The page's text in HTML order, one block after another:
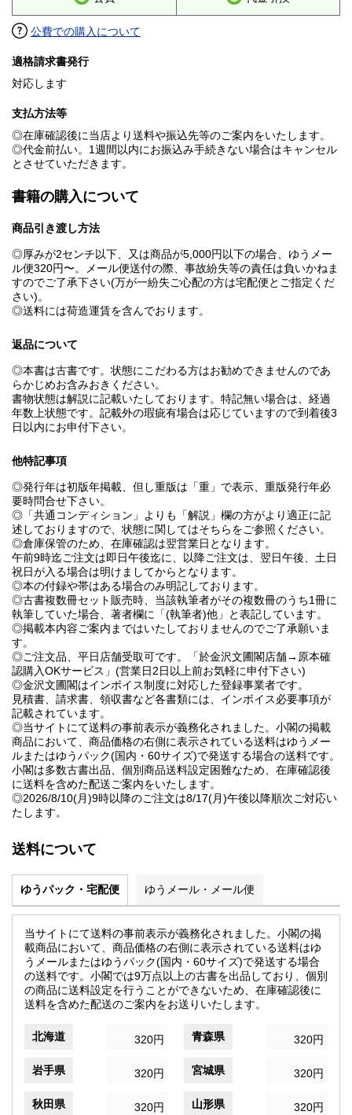
公費での購入について
適格請求書発行
対応します
支払方法等
◎在庫確認後に当店より送料や振込先等のご案内をいたします。
◎代金前払い。1週間以内にお振込み手続きない場合はキャンセル
とさせていただきます。
書籍の購入について
商品引き渡し方法
◎厚みが2センチ以下、又は商品が5,000円以下の場合、ゆうメー
ル便320円〜。メール便送付の際、事故紛失等の責任は負いかねま
すのでご了承下さい(万が一紛失ご心配の方は宅配便とご指定くだ
さい)。
◎送料には荷造運賃を含んでおります。
返品について
◎本書は古書です。状態にこだわる方はお勧めできませんのであ
らかじめお含みおきください。
書物状態は解説に記載いたしております。特記無い場合は、経過
年数上状態です。記載外の瑕疵有場合は応じていますので到着後3
日以内にお申付下さい。
他特記事項
◎発行年は初版年掲載、但し重版は「重」で表示、重版発行年必
要時問合せ下さい。
◎「共通コンディション」よりも「解説」欄の方がより適正に記
述しておりますので、状態に関してはそちらをご参照ください。
◎倉庫保管のため、在庫確認は翌営業日となります。
午前9時迄ご注文は即日午後迄に、以降ご注文は、翌日午後、土日
祝日が入る場合は明けましてからとなります。
◎本の付録や帯はある場合のみ明記しております。
◎古書複数冊セット販売時、当該執筆者がその複数冊のうち1冊に
執筆していた場合、著者欄に「(執筆者)他」と表記しています。
◎掲載本内容ご案内まではいたしておりませんのでご了承願いま
す。
◎ご注文品、平日店舗受取可です。「於金沢文圃閣店舗→原本確
認購入OKサービス」(営業日2日以上前お気軽に申付下さい)
◎金沢文圃閣はインボイス制度に対応した登録事業者です。
見積書、請求書、領収書など各書類には、インボイス必要事項が
記載されています。
◎当サイトにて送料の事前表示が義務化されました。小閣の掲載
商品において、商品価格の右側に表示されている送料はゆうメー
ルまたはゆうパック(国内・60サイズ)で発送する場合の送料です。
小閣は多数古書出品、個別商品送料設定困難なため、在庫確認後
に送料を含めた配送ご案内をいたします。
◎2026/8/10(月)9時以降のご注文は8/17(月)午後以降順次ご対応い
たします。
送料について
ゆうパック・宅配便 ゆうメール・メール便
当サイトにて送料の事前表示が義務化されました。小閣の掲
載商品において、商品価格の右側に表示されている送料はゆ
うメールまたはゆうパック(国内・60サイズ)で発送する場合
の送料です。小閣では9万点以上の古書を出品しており、個別
の商品に送料設定を行うことができないため、在庫確認後に
送料を含めた配送のご案内をお送りいたします。
北海道 320円 青森県 320円
岩手県 320円 宮城県 320円
秋田県 320円 山形県 320円